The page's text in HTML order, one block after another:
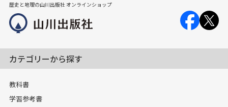
歴史と地理の山川出版社 オンラインショップ
カテゴリーから探す
教科書
学習参考書